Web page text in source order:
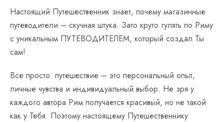
Настоящий Путешественник знает, почему магазинные
путеводители – скучная штука. Зато круто гулять по Риму
с уникальным ПУТЕВОДИТЕЛЕМ, который создал Ты
сам!
Все просто: путешествие – это персональный опыт,
личные чувства и индивидуальный выбор. Не зря у
каждого автора Рим получается красивый, но не такой
как у Тебя. Поэтому настоящему Путешественнику